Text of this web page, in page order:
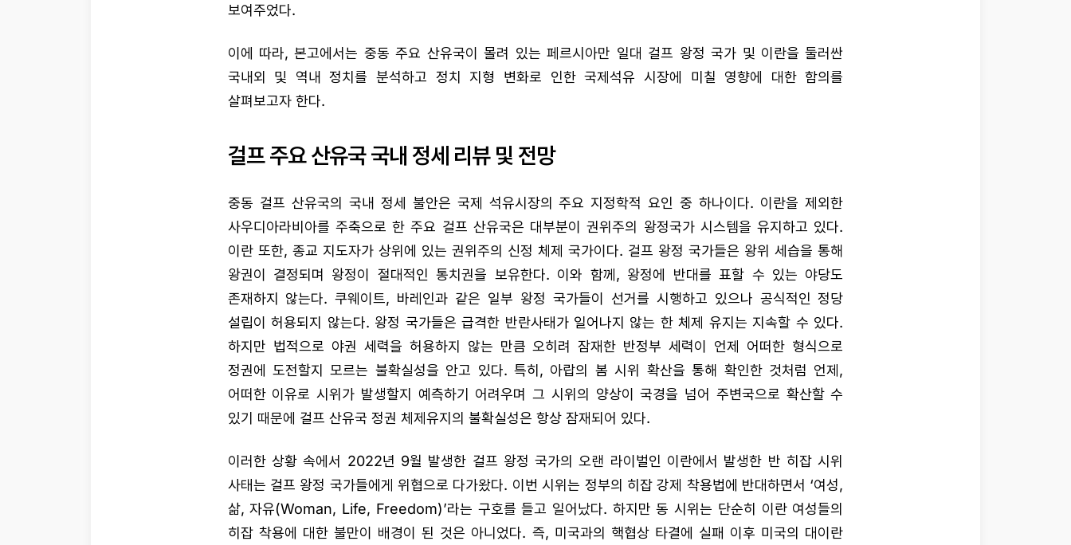
보여주었다.
이에 따라, 본고에서는 중동 주요 산유국이 몰려 있는 페르시아만 일대 걸프 왕정 국가 및 이란을 둘러싼
국내외 및 역내 정치를 분석하고 정치 지형 변화로 인한 국제석유 시장에 미칠 영향에 대한 함의를
살펴보고자 한다.
걸프 주요 산유국 국내 정세 리뷰 및 전망
중동 걸프 산유국의 국내 정세 불안은 국제 석유시장의 주요 지정학적 요인 중 하나이다. 이란을 제외한
사우디아라비아를 주축으로 한 주요 걸프 산유국은 대부분이 권위주의 왕정국가 시스템을 유지하고 있다.
이란 또한, 종교 지도자가 상위에 있는 권위주의 신정 체제 국가이다. 걸프 왕정 국가들은 왕위 세습을 통해
왕권이 결정되며 왕정이 절대적인 통치권을 보유한다. 이와 함께, 왕정에 반대를 표할 수 있는 야당도
존재하지 않는다. 쿠웨이트, 바레인과 같은 일부 왕정 국가들이 선거를 시행하고 있으나 공식적인 정당
설립이 허용되지 않는다. 왕정 국가들은 급격한 반란사태가 일어나지 않는 한 체제 유지는 지속할 수 있다.
하지만 법적으로 야권 세력을 허용하지 않는 만큼 오히려 잠재한 반정부 세력이 언제 어떠한 형식으로
정권에 도전할지 모르는 불확실성을 안고 있다. 특히, 아랍의 봄 시위 확산을 통해 확인한 것처럼 언제,
어떠한 이유로 시위가 발생할지 예측하기 어려우며 그 시위의 양상이 국경을 넘어 주변국으로 확산할 수
있기 때문에 걸프 산유국 정권 체제유지의 불확실성은 항상 잠재되어 있다.
이러한 상황 속에서 2022년 9월 발생한 걸프 왕정 국가의 오랜 라이벌인 이란에서 발생한 반 히잡 시위
사태는 걸프 왕정 국가들에게 위협으로 다가왔다. 이번 시위는 정부의 히잡 강제 착용법에 반대하면서 ‘여성,
삶, 자유(Woman, Life, Freedom)’라는 구호를 들고 일어났다. 하지만 동 시위는 단순히 이란 여성들의
히잡 착용에 대한 불만이 배경이 된 것은 아니었다. 즉, 미국과의 핵협상 타결에 실패 이후 미국의 대이란